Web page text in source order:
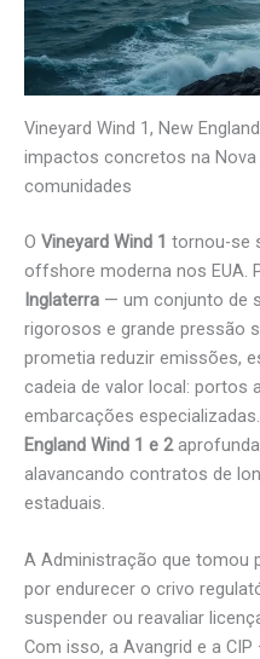
Vineyard Wind 1, New
impactos concretos na
comunidades
O Vineyard Wind 1 tornou-se
offshore moderna nos EUA.
Inglaterra — um conjunto de
rigorosos e grande pressão
prometia reduzir emissões,
cadeia de valor local: portos
embarcações
England Wind 1 e 2
alavancando contratos de
estaduais.
A Administração que tomou
por endurecer o crivo
suspender ou reavaliar
Com isso, a Avangrid e a